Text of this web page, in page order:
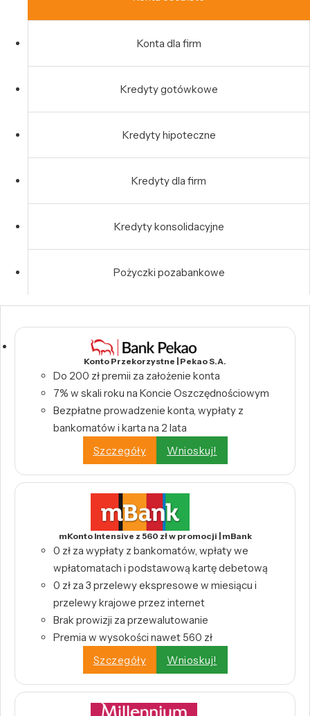
Konta dla firm
Kredyty gotówkowe
Kredyty hipoteczne
Kredyty dla firm
Kredyty konsolidacyjne
Pożyczki pozabankowe
Konto Przekorzystne | Pekao S.A.
Do 200 zł premii za założenie konta
7% w skali roku na Koncie Oszczędnościowym
Bezpłatne prowadzenie konta, wypłaty z
bankomatów i karta na 2 lata
Szczegóły
Wnioskuj!
mKonto Intensive z 560 zł w promocji | mBank
0 zł za wypłaty z bankomatów, wpłaty we
wpłatomatach i podstawową kartę debetową
0 zł za 3 przelewy ekspresowe w miesiącu i
przelewy krajowe przez internet
Brak prowizji za przewalutowanie
Premia w wysokości nawet 560 zł
Szczegóły
Wnioskuj!